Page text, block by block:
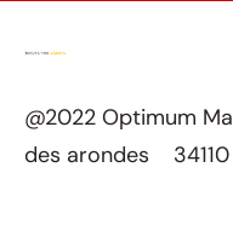
@2022 Optimum
des arondes